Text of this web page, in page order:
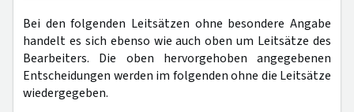
Bei den folgenden Leitsätzen ohne besondere Angabe
handelt es sich ebenso wie auch oben um Leitsätze des
Bearbeiters. Die oben hervorgehoben angegebenen
Entscheidungen werden im folgenden ohne die Leitsätze
wiedergegeben.